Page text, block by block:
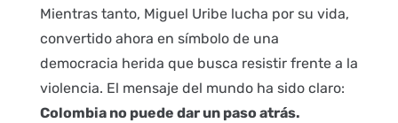
Mientras tanto, Miguel Uribe lucha por su vida,
convertido ahora en símbolo de una
democracia herida que busca resistir frente a la
violencia. El mensaje del mundo ha sido claro:
Colombia no puede dar un paso atrás.